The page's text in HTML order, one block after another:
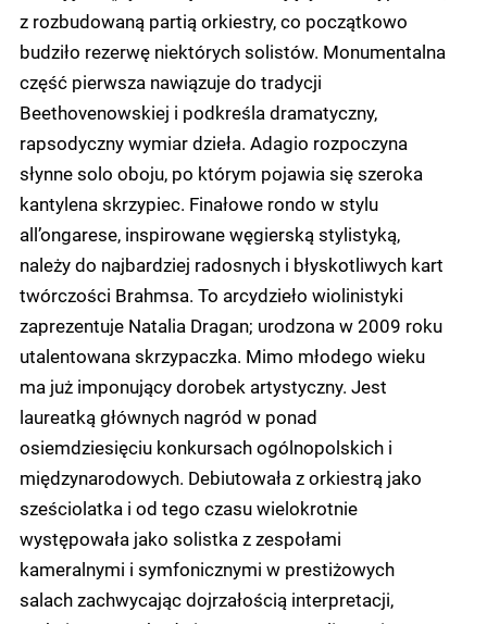
z rozbudowaną partią orkiestry, co początkowo
budziło rezerwę niektórych solistów. Monumentalna
część pierwsza nawiązuje do tradycji
Beethovenowskiej i podkreśla dramatyczny,
rapsodyczny wymiar dzieła. Adagio rozpoczyna
słynne solo oboju, po którym pojawia się szeroka
kantylena skrzypiec. Finałowe rondo w stylu
all’ongarese, inspirowane węgierską stylistyką,
należy do najbardziej radosnych i błyskotliwych kart
twórczości Brahmsa. To arcydzieło wiolinistyki
zaprezentuje Natalia Dragan; urodzona w 2009 roku
utalentowana skrzypaczka. Mimo młodego wieku
ma już imponujący dorobek artystyczny. Jest
laureatką głównych nagród w ponad
osiemdziesięciu konkursach ogólnopolskich i
międzynarodowych. Debiutowała z orkiestrą jako
sześciolatka i od tego czasu wielokrotnie
występowała jako solistka z zespołami
kameralnymi i symfonicznymi w prestiżowych
salach zachwycając dojrzałością interpretacji,